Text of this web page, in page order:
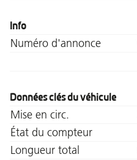
Info
Numéro d'annonce
Données clés du véhicule
Mise en circ.
État du compteur
Longueur total